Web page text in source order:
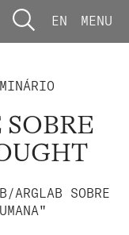
EN MENU
ARGLAB SOBRE